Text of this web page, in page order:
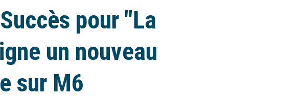
pour "La
un nouveau
sur M6